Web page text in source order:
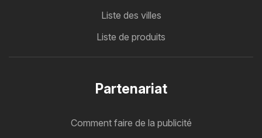
Liste des villes
Liste de produits
Partenariat
Comment faire de la publicité